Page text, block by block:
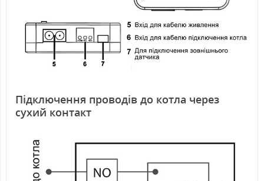
Підключення проводів до котла через
сухий контакт